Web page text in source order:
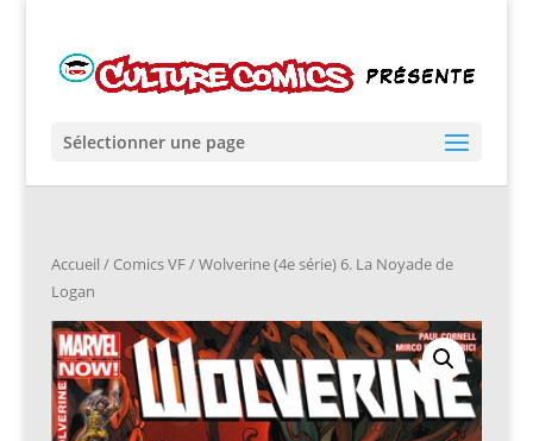
Sélectionner une page
Accueil / Comics VF/ Wolverine (4e série) 6. La Noyade de
Logan